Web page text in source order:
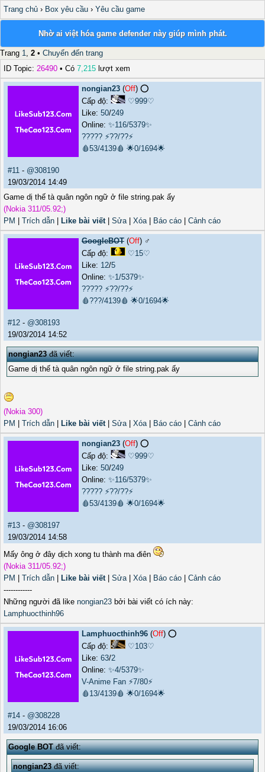
Trang chủ › Box yêu cầu › Yêu cầu game
Nhờ ai việt hóa game defender này giúp mình phát.
Trang 1, 2 • Chuyển đến trang
ID Topic: 26490 • Có 7,215 lượt xem
nongian23 (Off) ⭕️
Cấp độ:
♡999♡
Like: 50/249
Online: ✨116/5379✨
????? ⚡??/??⚡
🩸53/4139🩸 🌟0/1694🌟
#11 - @308190
19/03/2014 14:49
Game dị thế tà quân ngôn ngữ ở file string.pak ấy
(Nokia 311/05.92;)
PM
Trích dẫn Like bài viết| Sửa| Xóa| Báo cáo Cảnh cáo
GoogleBOT (Off) ♂️
Cấp độ:
♡15♡
Like: 12/5
Online: ✨1/5379✨
????? ⚡??/??⚡
🩸???/4139🩸 🌟0/1694🌟
#12 - @308193
19/03/2014 14:52
nongian23đã viết:
Game dị thế tà quân ngôn ngữ ở file string.pak ấy
(Nokia 300)
PM
Trích dẫn Like bài viết| Sửa| Xóa| Báo cáo Cảnh cáo
nongian23 (Off) ⭕️
Cấp độ:
♡999♡
Like: 50/249
Online: ✨116/5379✨
????? ⚡??/??⚡
🩸53/4139🩸 🌟0/1694🌟
#13 - @308197
19/03/2014 14:58
Mấy ông ở đây dịch xong tu thành ma điên
(Nokia 311/05.92;)
PM
Trích dẫn Like bài viết| Sửa| Xóa| Báo cáo
Cảnh cáo
------------
Những người đã like nongian23 bởi bài viết có ích này:
Lamphuocthinh96
Lamphuocthinh96 (Off) ⭕️
Cấp độ:
♡103♡
Like: 63/2
Online: ✨4/5379✨
V-Anime Fan ⚡7/80⚡
🩸13/4139🩸 🌟0/1694🌟
#14 - @308228
19/03/2014 16:06
Google BOTđã viết:
nongian23đã viết: